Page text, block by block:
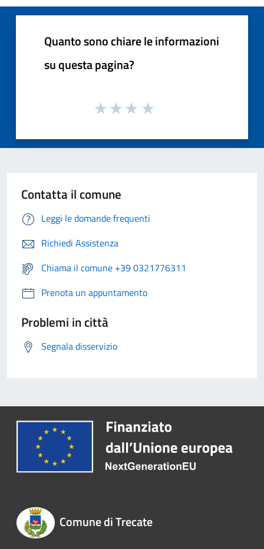
Quanto sono chiare le informazioni
su questa pagina?
Contatta il comune
Leggi le domande frequenti
Richiedi Assistenza
Chiama il comune +39 0321776311
Prenota un appuntamento
Problemi in città
Segnala disservizio
Comune di Trecate